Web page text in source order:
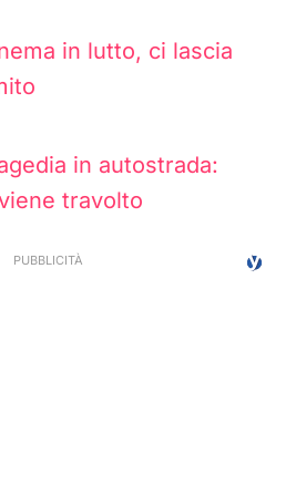
in lutto, ci lascia
in autostrada:
travolto